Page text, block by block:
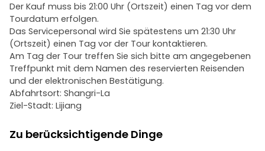
Der Kauf muss bis 21:00 Uhr (Ortszeit) einen Tag vor dem
Tourdatum erfolgen.
Das Servicepersonal wird Sie spätestens um 21:30 Uhr
(Ortszeit) einen Tag vor der Tour kontaktieren.
Am Tag der Tour treffen Sie sich bitte am angegebenen
Treffpunkt mit dem Namen des reservierten Reisenden
und der elektronischen Bestätigung.
Abfahrtsort: Shangri-La
Ziel-Stadt: Lijiang
Zu berücksichtigende Dinge